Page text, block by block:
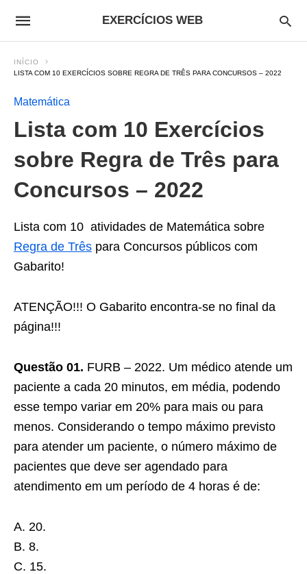
EXERCÍCIOS WEB
INÍCIO
LISTA COM 10 EXERCÍCIOS SOBRE REGRA DE TRÊS PARA CONCURSOS – 2022
Matemática
Lista com 10 Exercícios
sobre Regra de Três para
Concursos – 2022
Lista com 10 atividades de Matemática sobre
Regra de Três para Concursos públicos com
Gabarito!
ATENÇÃO!!! O Gabarito encontra-se no final da
página!!!
Questão 01. FURB – 2022. Um médico atende um
paciente a cada 20 minutos, em média, podendo
esse tempo variar em 20% para mais ou para
menos. Considerando o tempo máximo previsto
para atender um paciente, o número máximo de
pacientes que deve ser agendado para
atendimento em um período de 4 horas é de:
A. 20.
B. 8.
C. 15.